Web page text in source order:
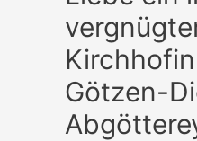
Götzen-